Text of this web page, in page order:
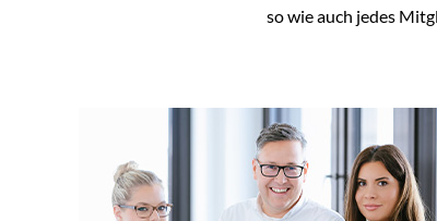
so wie auch jedes